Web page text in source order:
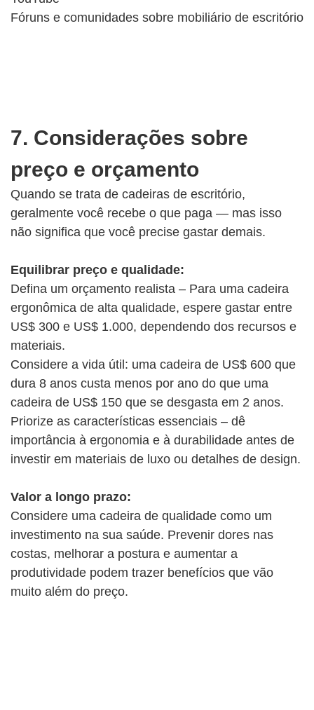
Fóruns e comunidades sobre mobiliário de escritório
7. Considerações sobre
preço e orçamento
Quando se trata de cadeiras de escritório,
geralmente você recebe o que paga — mas isso
não significa que você precise gastar demais.
Equilibrar preço e qualidade:
Defina um orçamento realista – Para uma cadeira
ergonômica de alta qualidade, espere gastar entre
US$ 300 e US$ 1.000, dependendo dos recursos e
materiais.
Considere a vida útil: uma cadeira de US$ 600 que
dura 8 anos custa menos por ano do que uma
cadeira de US$ 150 que se desgasta em 2 anos.
Priorize as características essenciais – dê
importância à ergonomia e à durabilidade antes de
investir em materiais de luxo ou detalhes de design.
Valor a longo prazo:
Considere uma cadeira de qualidade como um
investimento na sua saúde. Prevenir dores nas
costas, melhorar a postura e aumentar a
produtividade podem trazer benefícios que vão
muito além do preço.